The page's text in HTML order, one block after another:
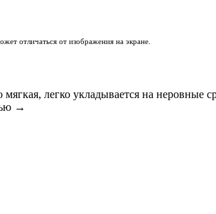
отличаться от изображения на экране.
легко укладывается на неровные
→